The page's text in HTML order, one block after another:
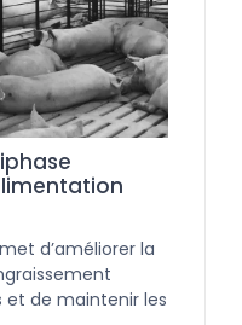
d’améliorer la
et de maintenir les